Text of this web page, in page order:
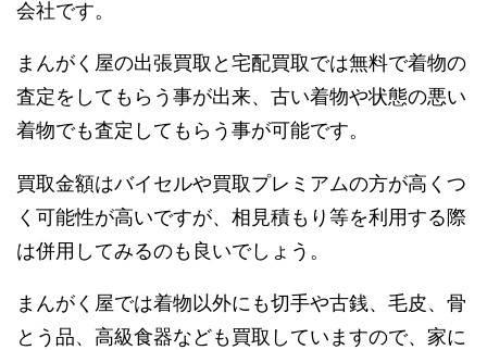
会社です。
まんがく屋の出張買取と宅配買取では無料で着物の
査定をしてもらう事が出来、古い着物や状態の悪い
着物でも査定してもらう事が可能です。
買取金額はバイセルや買取プレミアムの方が高くつ
く可能性が高いですが、相見積もり等を利用する際
は併用してみるのも良いでしょう。
まんがく屋では着物以外にも切手や古銭、毛皮、骨
とう品、高級食器なども買取していますので、家に